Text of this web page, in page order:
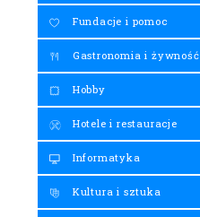
Fundacje i pomoc
Gastronomia i żywność
Hobby
Hotele i restauracje
Informatyka
Kultura i sztuka